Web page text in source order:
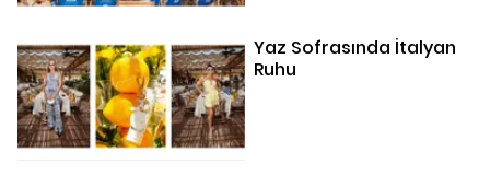
Yaz Sofrasında İtalyan
Ruhu